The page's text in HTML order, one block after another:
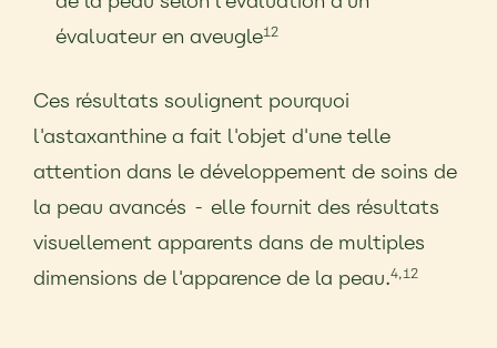
évaluateur en aveugle12
Ces résultats soulignent pourquoi
l'astaxanthine a fait l'objet d'une telle
attention dans le développement de soins de
la peau avancés - elle fournit des résultats
visuellement apparents dans de multiples
dimensions de l'apparence de la peau.4,12